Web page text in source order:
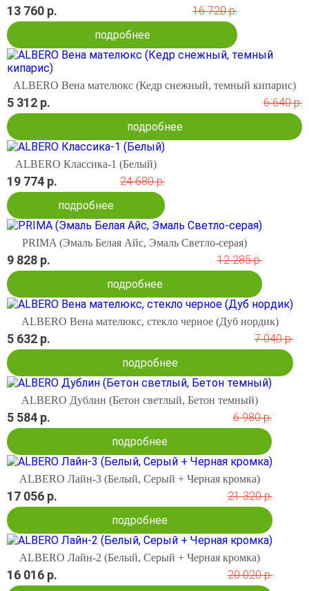
13 760 р.
16 720 р.
подробнее
ALBERO Вена мателюкс (Кедр снежный, темный кипарис)
5 312 р.
6 640 р.
подробнее
ALBERO Классика-1 (Белый)
19 774 р.
24 680 р.
подробнее
PRIMA (Эмаль Белая Айс, Эмаль Светло-серая)
9 828 р.
12 285 р.
подробнее
ALBERO Вена мателюкс, стекло черное (Дуб нордик)
5 632 р.
7 040 р.
подробнее
ALBERO Дублин (Бетон светлый, Бетон темный)
5 584 р.
6 980 р.
подробнее
ALBERO Лайн-3 (Белый, Серый + Черная кромка)
17 056 р.
21 320 р.
подробнее
ALBERO Лайн-2 (Белый, Серый + Черная кромка)
16 016 р.
20 020 р.